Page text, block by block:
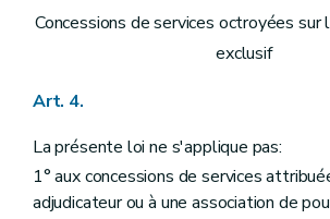
Concessions de services octroyées sur
exclusif
Art. 4.
La présente loi ne s'applique pas:
1° aux concessions de services
adjudicateur ou à une association de